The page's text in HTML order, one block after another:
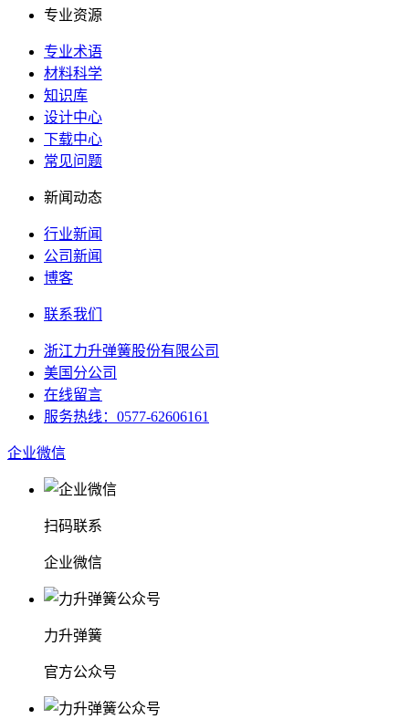
专业资源
专业术语
材料科学
知识库
设计中心
下载中心
常见问题
新闻动态
行业新闻
公司新闻
博客
联系我们
浙江力升弹簧股份有限公司
美国分公司
在线留言
服务热线：0577-62606161
企业微信
扫码联系
企业微信
力升弹簧
官方公众号